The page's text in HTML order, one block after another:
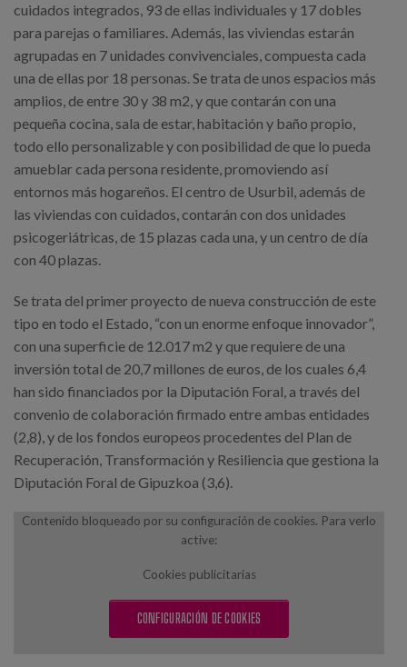
cuidados integrados, 93 de ellas individuales y 17 dobles
para parejas o familiares. Además, las viviendas estarán
agrupadas en 7 unidades convivenciales, compuesta cada
una de ellas por 18 personas. Se trata de unos espacios más
amplios, de entre 30 y 38 m2, y que contarán con una
pequeña cocina, sala de estar, habitación y baño propio,
todo ello personalizable y con posibilidad de que lo pueda
amueblar cada persona residente, promoviendo así
entornos más hogareños. El centro de Usurbil, además de
las viviendas con cuidados, contarán con dos unidades
psicogeriátricas, de 15 plazas cada una, y un centro de día
con 40 plazas.
Se trata del primer proyecto de nueva construcción de este
tipo en todo el Estado, “con un enorme enfoque innovador”,
con una superficie de 12.017 m2 y que requiere de una
inversión total de 20,7 millones de euros, de los cuales 6,4
han sido financiados por la Diputación Foral, a través del
convenio de colaboración firmado entre ambas entidades
(2,8), y de los fondos europeos procedentes del Plan de
Recuperación, Transformación y Resiliencia que gestiona la
Diputación Foral de Gipuzkoa (3,6).
Contenido bloqueado por su configuración de cookies. Para verlo
active:
Cookies publicitarias
CONFIGURACIÓN DE COOKIES